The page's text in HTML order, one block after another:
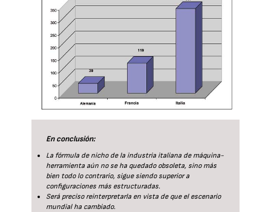
En conclusión:
La fórmula de nicho de la industria italiana de máquina-
herramienta aún no se ha quedado obsoleta, sino más
bien todo lo contrario, sigue siendo superior a
configuraciones más estructuradas.
Será preciso reinterpretarla en vista de que el escenario
mundial ha cambiado.